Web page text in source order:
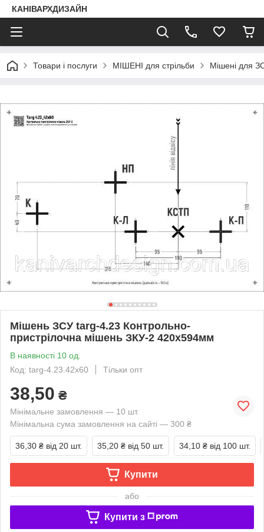
КАНІВАРХДИЗАЙН
Товари і послуги МІШЕНІ для стрільби Мішені для
Мішень ЗСУ targ-4.23 Контрольно-
пристрілочна мішень ЗКУ-2 420х594мм
В наявності 10 од.
Код: targ-4.23.42x60
Тільки опт
38,50 ₴
Мінімальне замовлення — 10 шт.
Мінімальна сума замовлення на сайті — 300 ₴
36,30 ₴ від 20 шт. 35,20 ₴ від 50 шт. 34,10 ₴ від 100 шт.
Купити
або
Купити з